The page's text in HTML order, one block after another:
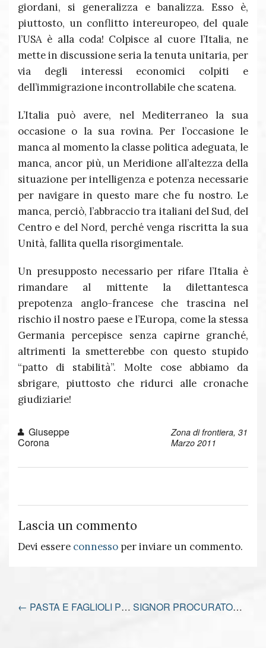
giordani, si generalizza e banalizza. Esso è,
piuttosto, un conflitto intereuropeo, del quale
l’USA è alla coda! Colpisce al cuore l’Italia, ne
mette in discussione seria la tenuta unitaria, per
via degli interessi economici colpiti e
dell’immigrazione incontrollabile che scatena.
L’Italia può avere, nel Mediterraneo la sua
occasione o la sua rovina. Per l’occasione le
manca al momento la classe politica adeguata, le
manca, ancor più, un Meridione all’altezza della
situazione per intelligenza e potenza necessarie
per navigare in questo mare che fu nostro. Le
manca, perciò, l’abbraccio tra italiani del Sud, del
Centro e del Nord, perché venga riscritta la sua
Unità, fallita quella risorgimentale.
Un presupposto necessario per rifare l’Italia è
rimandare al mittente la dilettantesca
prepotenza anglo-francese che trascina nel
rischio il nostro paese e l’Europa, come la stessa
Germania percepisce senza capirne granché,
altrimenti la smetterebbe con questo stupido
“patto di stabilità”. Molte cose abbiamo da
sbrigare, piuttosto che ridurci alle cronache
giudiziarie!
Giuseppe
Corona
Zona di frontiera, 31
Marzo 2011
Lascia un commento
Devi essere connesso per inviare un commento.
← PASTA E FAGLIOLI PER LO SPIRITO SIGNOR PROCURATORE, SONO UN CAMORRISTA…